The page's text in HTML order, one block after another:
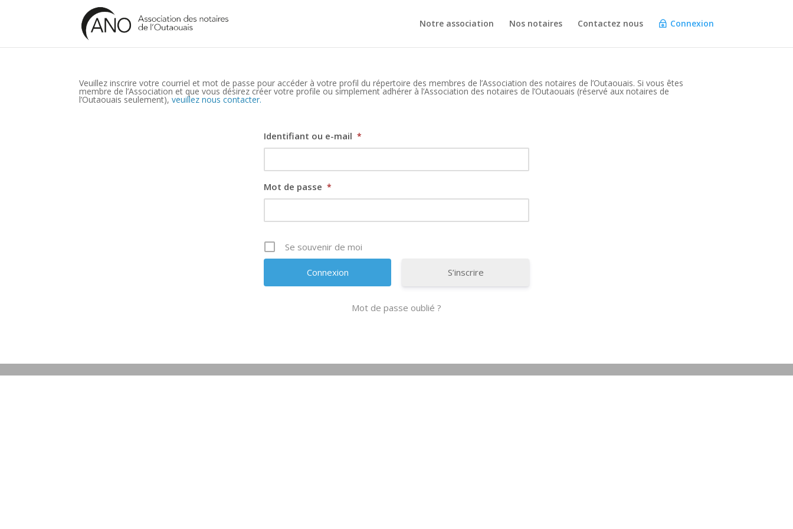
Notre association Nos notaires Contactez nous Connexion
Veuillez inscrire votre courriel et mot de passe pour accéder à votre profil du répertoire des membres de l’Association des notaires de l’Outaouais. Si vous êtes
membre de l’Association et que vous désirez créer votre profile ou simplement adhérer à l’Association des notaires de l’Outaouais (réservé aux notaires de
l’Outaouais seulement),veuillez nous contacter.
Identifiant ou e-mail *
Mot de passe *
Se souvenir de moi
S’inscrire
Mot de passe oublié ?